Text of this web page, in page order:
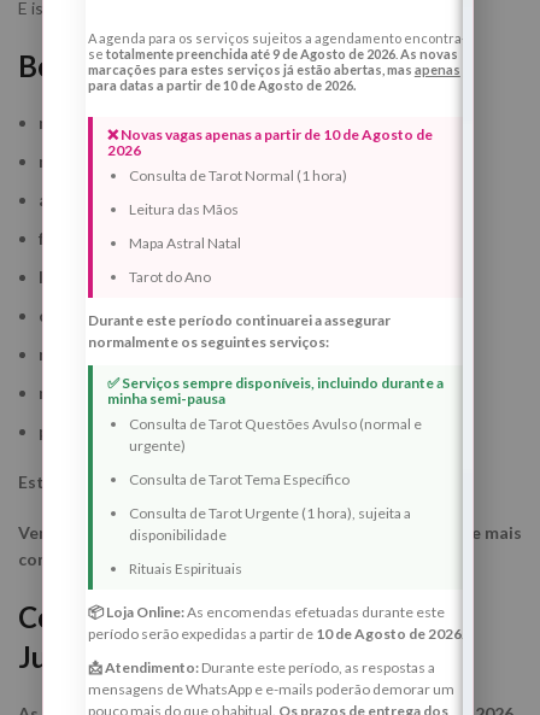
E isso também é abertura de caminhos.
Benefícios espirituais deste ritual
mais proteção espiritual
maior paz emocional
abertura de caminhos com mais segurança
fortalecimento interior
limpeza de energias pesadas
cura de padrões emocionais antigos
mais harmonia familiar
mais clareza para decisões
preparação para uma nova fase
Esta Lua Nova não vem apenas abrir uma porta.
Vem ajudar-te a entrar nela mais protegida, mais inteira e mais
consciente.
Como participar no Ritual — 14 de
Julho de 2026
A agenda para os serviços sujeitos a agendamento encontra-
se totalmente preenchida até 9 de Agosto de 2026. As novas
marcações para estes serviços já estão abertas, mas apenas
para datas a partir de 10 de Agosto de 2026.
❌ Novas vagas apenas a partir de 10 de Agosto de
2026
Consulta de Tarot Normal (1 hora)
Leitura das Mãos
Mapa Astral Natal
Tarot do Ano
Durante este período continuarei a assegurar
normalmente os seguintes serviços:
✅ Serviços sempre disponíveis, incluindo durante a
minha semi-pausa
Consulta de Tarot Questões Avulso (normal e
urgente)
Consulta de Tarot Tema Específico
Consulta de Tarot Urgente (1 hora), sujeita a
disponibilidade
Rituais Espirituais
📦 Loja Online:As encomendas efetuadas durante este
período serão expedidas a partir de 10 de Agosto de 2026.
📩 Atendimento:Durante este período, as respostas a
mensagens de WhatsApp e e-mails poderão demorar um
pouco mais do que o habitual. Os prazos de entrega dos